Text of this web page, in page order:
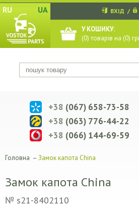
RU UA ВХІД /
У КОШИКУ:
(0) товарів на (0)
+38 (067) 658-73-58
+38 (063) 776-44-22
+38 (066) 144-69-59
Головна – Замок капота China
Замок капота China
№ s21-8402110